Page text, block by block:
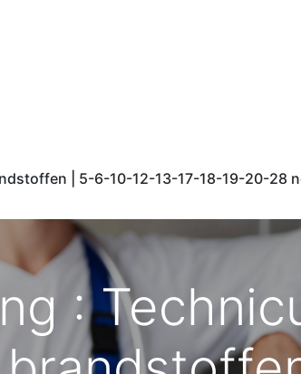
| 5-6-10-12-13-17-18-19-20-28
: